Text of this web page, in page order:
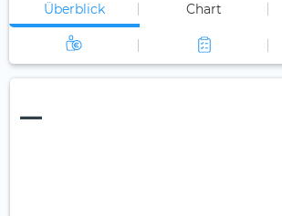
Überblick Chart
—